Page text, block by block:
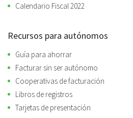
Calendario Fiscal 2022
Recursos para autónomos
Guía para ahorrar
Facturar sin ser autónomo
Cooperativas de facturación
Libros de registros
Tarjetas de presentación